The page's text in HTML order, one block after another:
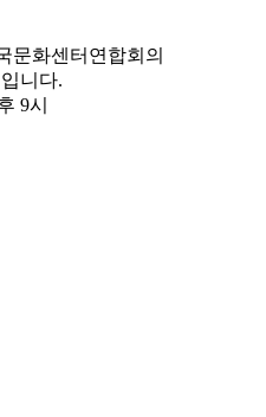
문화센터연합회의
니다.
9시